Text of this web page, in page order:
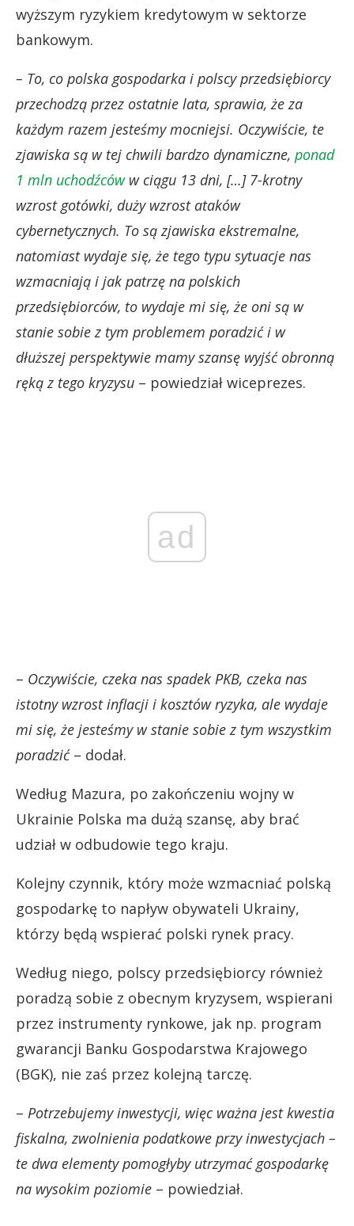
wyższym ryzykiem kredytowym w sektorze
bankowym.
– To, co polska gospodarka i polscy przedsiębiorcy
przechodzą przez ostatnie lata, sprawia, że za
każdym razem jesteśmy mocniejsi. Oczywiście, te
zjawiska są w tej chwili bardzo dynamiczne, ponad
1 mln uchodźcóww ciągu 13 dni, […] 7-krotny
wzrost gotówki, duży wzrost ataków
cybernetycznych. To są zjawiska ekstremalne,
natomiast wydaje się, że tego typu sytuacje nas
wzmacniają i jak patrzę na polskich
przedsiębiorców, to wydaje mi się, że oni są w
stanie sobie z tym problemem poradzić i w
dłuższej perspektywie mamy szansę wyjść obronną
ręką z tego kryzysu – powiedział wiceprezes.
ad
– Oczywiście, czeka nas spadek PKB, czeka nas
istotny wzrost inflacji i kosztów ryzyka, ale wydaje
mi się, że jesteśmy w stanie sobie z tym wszystkim
poradzić– dodał.
Według Mazura, po zakończeniu wojny w
Ukrainie Polska ma dużą szansę, aby brać
udział w odbudowie tego kraju.
Kolejny czynnik, który może wzmacniać polską
gospodarkę to napływ obywateli Ukrainy,
którzy będą wspierać polski rynek pracy.
Według niego, polscy przedsiębiorcy również
poradzą sobie z obecnym kryzysem, wspierani
przez instrumenty rynkowe, jak np. program
gwarancji Banku Gospodarstwa Krajowego
(BGK), nie zaś przez kolejną tarczę.
– Potrzebujemy inwestycji, więc ważna jest kwestia
fiskalna, zwolnienia podatkowe przy inwestycjach –
te dwa elementy pomogłyby utrzymać gospodarkę
na wysokim poziomie – powiedział.